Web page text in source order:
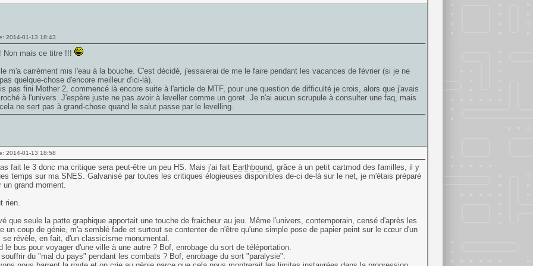
2014-01-13 18:43
Non mais ce titre !!!
m'a carrément mis l'eau à la bouche. C'est décidé, j'essaierai de me le faire pendant les vacances de février (si je ne
quelque-chose d'encore meilleur d'ici-là).
pas fini Mother 2, commencé là encore suite à l'article de MTF, pour une question de difficulté je crois, alors que j'avais
à l'univers. J'espère juste ne pas avoir à leveller comme un goret. Je n'ai aucun scrupule à consulter une faq, mais
ne sert pas à grand-chose quand le salut passe par le levelling.
2014-01-13 18:58
fait le 3 donc ma critique sera peut-être un peu HS. Mais j'ai fait Earthbound, grâce à un petit cartmod des familles, il y
temps sur ma SNES. Galvanisé par toutes les critiques élogieuses disponibles de-ci de-là sur le net, je m'étais préparé
un grand moment.
rien.
que seule la patte graphique apportait une touche de fraicheur au jeu. Même l'univers, contemporain, censé d'après les
un coup de génie, m'a semblé fade et surtout se contenter de n'être qu'une simple pose de papier peint sur le cœur d'un
se révèle, en fait, d'un classicisme monumental.
le bus pour voyager d'une ville à une autre ? Bof, enrobage du sort de téléportation.
du "mal du pays" pendant les combats ? Bof, enrobage du sort "paralysie".